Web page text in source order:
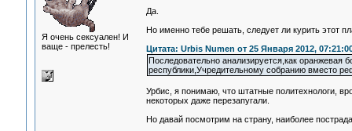
Я очень сексуален! И
ваще - прелесть!
Да.
Но именно тебе решать, следует ли курить этот
Цитата: Urbis Numen от 25 Января 2012,
Последовательно анализируется,как оранжевая
республики,Учредительному собранию вместо
Урбис, я понимаю, что штатные политехнологи,
некоторых даже перезапугали.
Но давай посмотрим на страну, наиболее